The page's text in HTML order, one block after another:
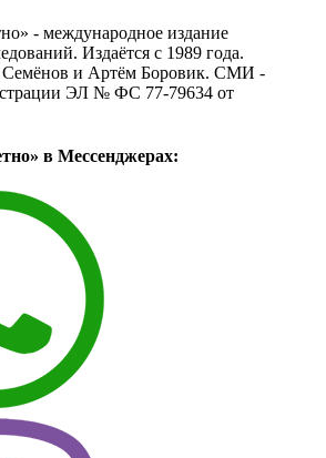
- международное издание
Издаётся с 1989 года.
и Артём Боровик. CМИ -
ЭЛ № ФС 77-79634 от
в Мессенджерах: